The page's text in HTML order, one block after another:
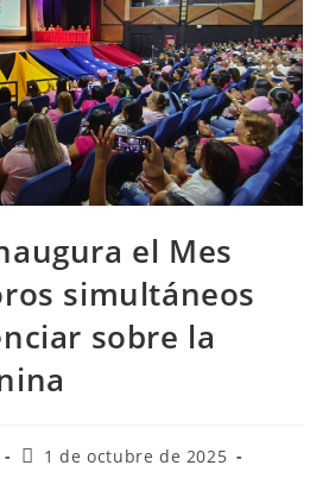
el Mes
simultáneos
sobre la
1 de octubre de 2025